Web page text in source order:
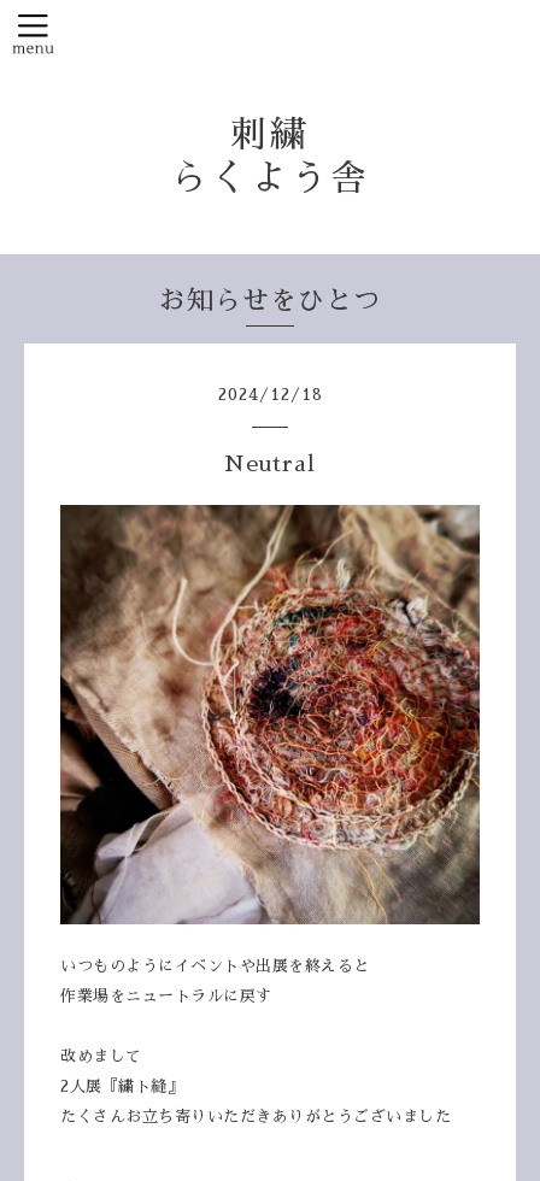
刺繍
らくよう舎
お知らせをひとつ
2024 / 12 / 18
Neutral
いつものようにイベントや出展を終えると
作業場をニュートラルに戻す
改めまして
2人展『繍ト縫』
たくさんお立ち寄りいただき ありがとうございました